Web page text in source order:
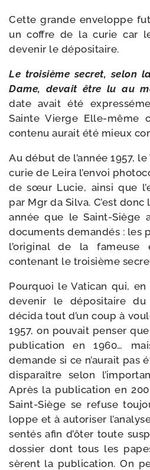
Cette grande enve­loppe
un coffre de la curie car
deve­nir le dépositaire.
Le troi­sième secret, selon
Dame, devait être lu au
date avait été
Sainte Vierge Elle-​même
conte­nu aurait été mieux
Au début de l’an­née 1957,
curie de Leira l’en­voi
de sœur Lucie, ain­si que
par Mgr da Silva. C’est
année que le Saint-​Siège
docu­ments deman­dés : les
l’o­ri­gi­nal de la fameuse
conte­nant le troi­sième
Pourquoi le Vatican qui,
deve­nir le dépo­si­taire
déci­da tout d’un coup à
1957, on pou­vait pen­ser
publi­ca­tion en 1960…
demande si ce n’au­rait pas
dis­pa­raître selon
Après la publi­ca­tion en
Saint-​Siège se refuse
loppe et à auto­ri­ser
sen­tés afin d’ô­ter toute
dos­sier dont tous les
sèrent la publi­ca­tion. On